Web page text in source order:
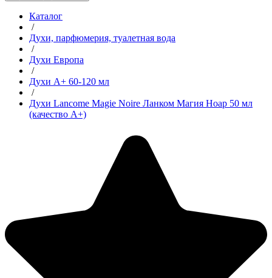
Каталог
/
Духи, парфюмерия, туалетная вода
/
Духи Европа
/
Духи А+ 60-120 мл
/
Духи Lancome Magie Noire Ланком Магия Ноар 50 мл
(качество А+)